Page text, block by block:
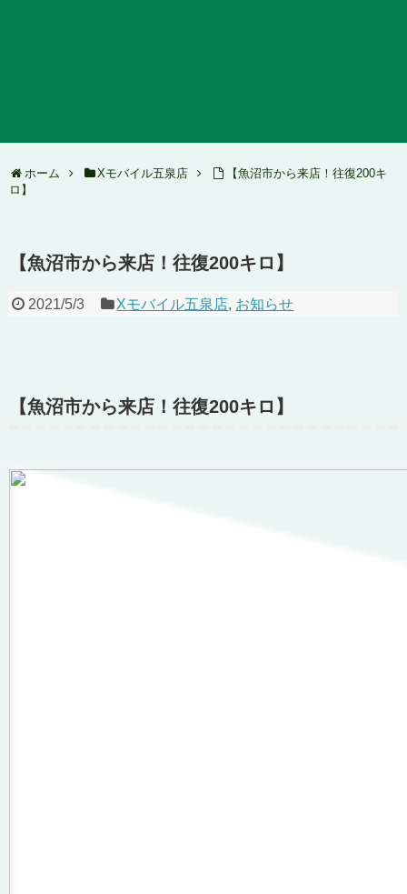
ホーム Xモバイル五泉店
【魚沼市から来店！往復200キ
ロ】
【魚沼市から来店！往復200キロ】
2021/5/3 Xモバイル五泉店, お知らせ
【魚沼市から来店！往復200キロ】